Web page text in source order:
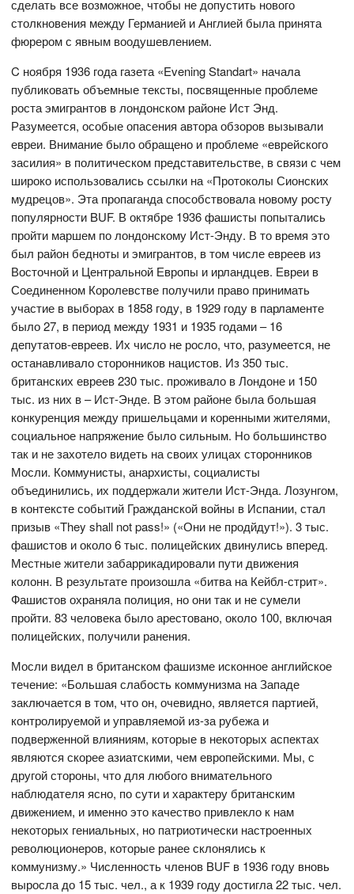
сделать все возможное, чтобы не допустить нового
столкновения между Германией и Англией была принята
фюрером с явным воодушевлением.
C ноября 1936 года газета «Evening Standart» начала
публиковать объемные тексты, посвященные проблеме
роста эмигрантов в лондонском районе Ист Энд.
Разумеется, особые опасения автора обзоров вызывали
евреи. Внимание было обращено и проблеме «еврейского
засилия» в политическом представительстве, в связи с чем
широко использовались ссылки на «Протоколы Сионских
мудрецов». Эта пропаганда способствовала новому росту
популярности BUF. В октябре 1936 фашисты попытались
пройти маршем по лондонскому Ист-Энду. В то время это
был район бедноты и эмигрантов, в том числе евреев из
Восточной и Центральной Европы и ирландцев. Евреи в
Соединенном Королевстве получили право принимать
участие в выборах в 1858 году, в 1929 году в парламенте
было 27, в период между 1931 и 1935 годами – 16
депутатов-евреев. Их число не росло, что, разумеется, не
останавливало сторонников нацистов. Из 350 тыс.
британских евреев 230 тыс. проживало в Лондоне и 150
тыс. из них в – Ист-Энде. В этом районе была большая
конкуренция между пришельцами и коренными жителями,
социальное напряжение было сильным. Но большинство
так и не захотело видеть на своих улицах сторонников
Мосли. Коммунисты, анархисты, социалисты
объединились, их поддержали жители Ист-Энда. Лозунгом,
в контексте событий Гражданской войны в Испании, стал
призыв «They shall not pass!» («Они не продйдут!»). 3 тыс.
фашистов и около 6 тыс. полицейских двинулись вперед.
Местные жители забаррикадировали пути движения
колонн. В результате произошла «битва на Кейбл-стрит».
Фашистов охраняла полиция, но они так и не сумели
пройти. 83 человека было арестовано, около 100, включая
полицейских, получили ранения.
Мосли видел в британском фашизме исконное английское
течение: «Большая слабость коммунизма на Западе
заключается в том, что он, очевидно, является партией,
контролируемой и управляемой из-за рубежа и
подверженной влияниям, которые в некоторых аспектах
являются скорее азиатскими, чем европейскими. Мы, с
другой стороны, что для любого внимательного
наблюдателя ясно, по сути и характеру британским
движением, и именно это качество привлекло к нам
некоторых гениальных, но патриотически настроенных
революционеров, которые ранее склонялись к
коммунизму.» Численность членов BUF в 1936 году вновь
выросла до 15 тыс. чел., а к 1939 году достигла 22 тыс. чел.